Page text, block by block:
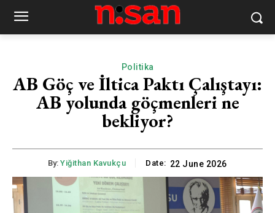
Politika
AB Göç ve İltica Paktı Çalıştayı:
AB yolunda göçmenleri ne
bekliyor?
By: Yiğithan Kavukçu Date: 22 June 2026